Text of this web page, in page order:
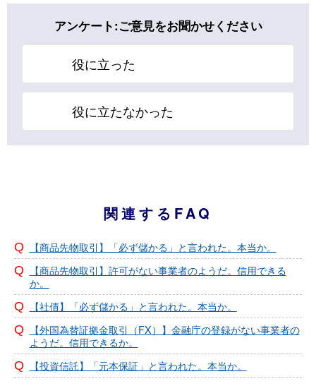
アンケート:ご意見をお聞かせください
役に立った
役に立たなかった
関連するFAQ
【商品先物取引】「必ず儲かる」と言われた。本当か。
【商品先物取引】許可がない事業者のようだ。信用できる
か。
【社債】「必ず儲かる」と言われた。本当か。
【外国為替証拠金取引（FX）】金融庁の登録がない事業者の
ようだ。信用できるか。
【投資信託】「元本保証」と言われた。本当か。